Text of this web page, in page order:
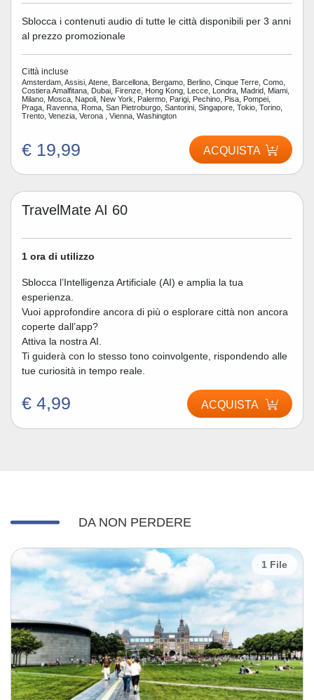
Sblocca i contenuti audio di tutte le città disponibili per 3 anni
al prezzo promozionale
Città incluse
Amsterdam, Assisi, Atene, Barcellona, Bergamo, Berlino, Cinque Terre, Como,
Costiera Amalfitana, Dubai, Firenze, Hong Kong, Lecce, Londra, Madrid, Miami,
Milano, Mosca, Napoli, New York, Palermo, Parigi, Pechino, Pisa, Pompei,
Praga, Ravenna, Roma, San Pietroburgo, Santorini, Singapore, Tokio, Torino,
Trento, Venezia, Verona , Vienna, Washington
€ 19,99 ACQUISTA
TravelMate AI 60
1 ora di utilizzo
Sblocca l’Intelligenza Artificiale (AI) e amplia la tua
esperienza.
Vuoi approfondire ancora di più o esplorare città non ancora
coperte dall’app?
Attiva la nostra AI.
Ti guiderà con lo stesso tono coinvolgente, rispondendo alle
tue curiosità in tempo reale.
€ 4,99 ACQUISTA
DA NON PERDERE
1 File